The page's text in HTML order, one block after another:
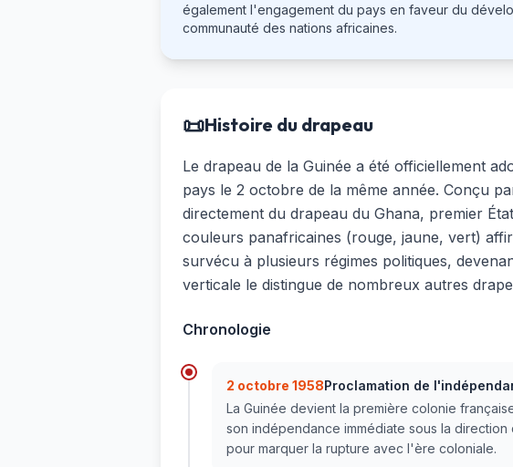
également l'engagement du pays en faveur du
communauté des nations africaines.
📜Histoire du drapeau
Le drapeau de la Guinée a été officiellement
pays le 2 octobre de la même année. Conçu
directement du drapeau du Ghana, premier
couleurs panafricaines (rouge, jaune, vert)
survécu à plusieurs régimes politiques,
verticale le distingue de nombreux autres
Chronologie
2 octobre 1958Proclamation de
La Guinée devient la première colonie
son indépendance immédiate sous la
pour marquer la rupture avec l'ère coloniale.